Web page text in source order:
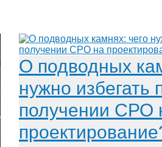
О подводных
нужно избегать
получении СРО